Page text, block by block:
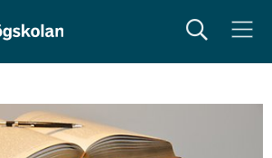
Sök Meny